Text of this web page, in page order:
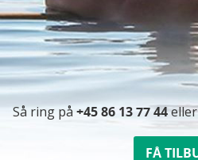
Så ring på +45 86 13 77 44eller
FÅ